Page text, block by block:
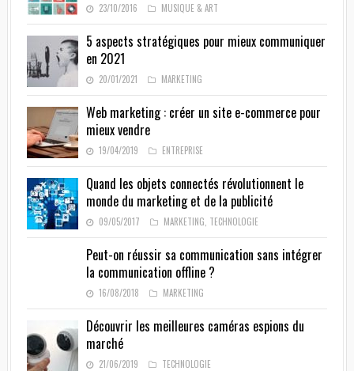
23/10/2016 MUSIQUE & ART
5 aspects stratégiques pour mieux communiquer
en 2021
20/01/2021 MARKETING
Web marketing : créer un site e-commerce pour
mieux vendre
19/04/2019 ENTREPRISE
Quand les objets connectés révolutionnent le
monde du marketing et de la publicité
09/05/2017 MARKETING TECHNOLOGIE
Peut-on réussir sa communication sans intégrer
la communication offline ?
16/08/2018 MARKETING
Découvrir les meilleures caméras espions du
marché
21/06/2019 TECHNOLOGIE